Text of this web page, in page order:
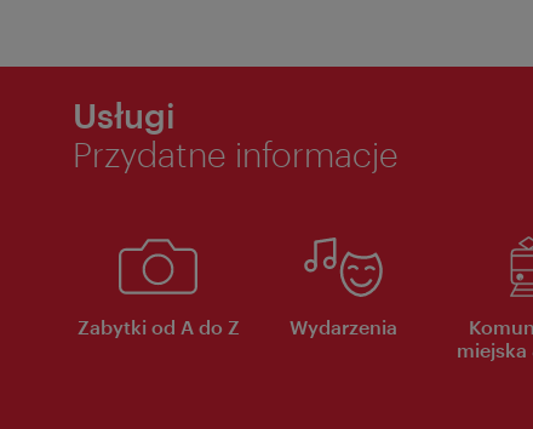
Usługi
Przydatne informacje
Zabytki od A do Z Wydarzenia